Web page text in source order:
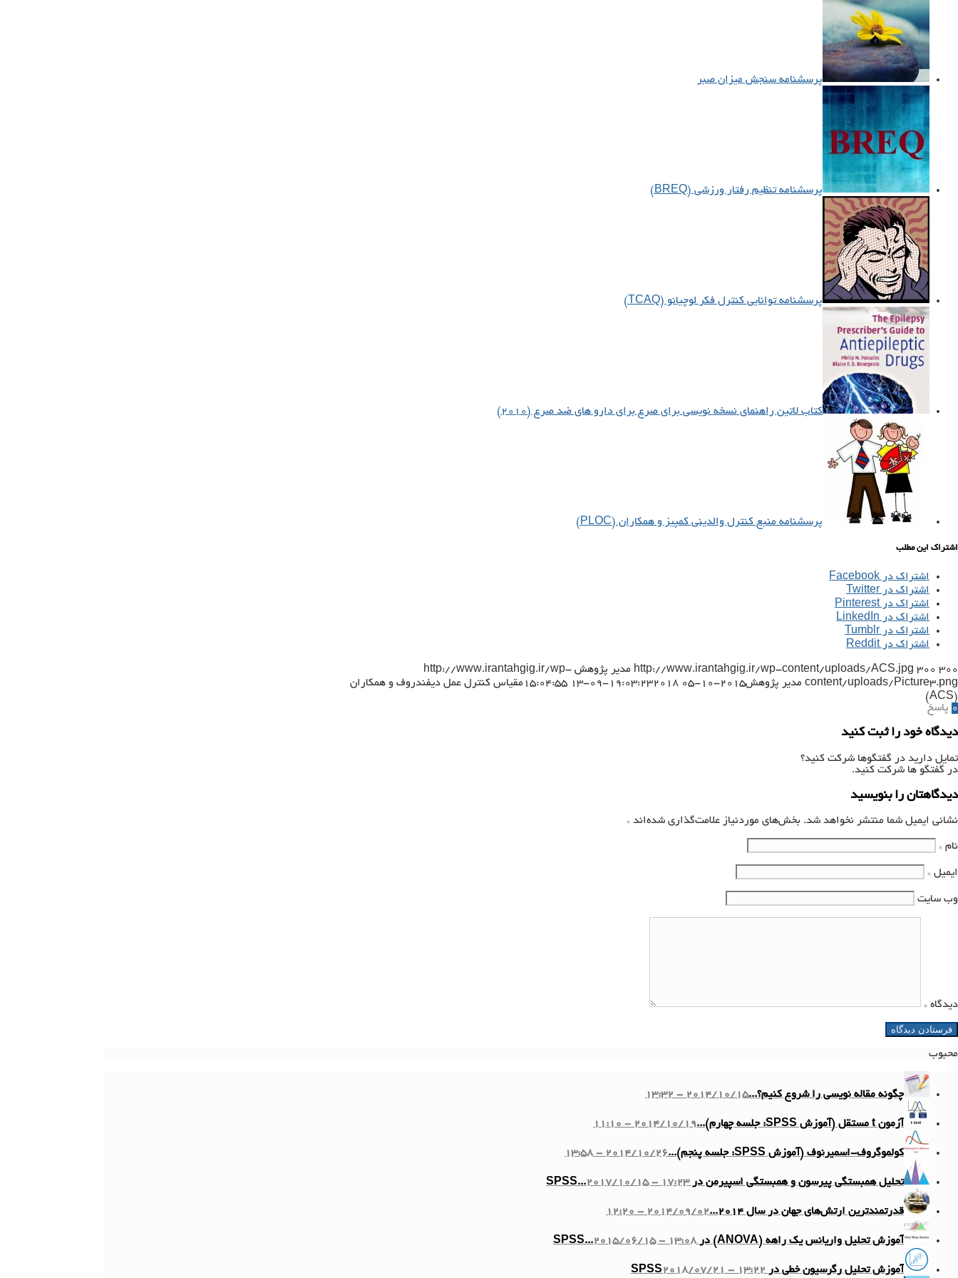
پرسشنامه سنجش میزان صبر
پرسشنامه تنظیم رفتار ورزشی (BREQ)
پرسشنامه توانایی کنترل فکر لوچیانو (TCAQ)
کتاب لاتین راهنمای نسخه نویسی برای صرع برای دارو های ضد صرع (۲۰۱۰)
پرسشنامه منبع کنترل والدینی کمپیز و همکاران (PLOC)
اشتراک این مطلب
اشتراک در Facebook
اشتراک در Twitter
اشتراک در Pinterest
اشتراک در LinkedIn
اشتراک در Tumblr
اشتراک در Reddit
http://www.irantahgig.ir/wp-content/uploads/ACS.jpg 300 300 مدیر پژوهش http://www.irantahgig.ir/wp-
content/uploads/Picture3.png مدیر پژوهش2015-10-05 19:03:23
2018-09-13 15:04:55
مقیاس کنترل عمل دیفندروف و همکاران
(ACS)
0 پاسخ
دیدگاه خود را ثبت کنید
تمایل دارید در گفتگوها شرکت کنید؟
در گفتگو ها شرکت کنید.
دیدگاهتان را بنویسید
نشانی ایمیل شما منتشر نخواهد شد. بخش‌های موردنیاز علامت‌گذاری شده‌اند *
نام *
ایمیل *
وب‌ سایت
دیدگاه *
محبوب
چگونه مقاله نویسی را شروع کنیم؟...2014/10/15 - 13:32
آزمون t مستقل (آموزش SPSS: جلسه چهارم)... 2014/10/19 - 11:10
کولموگروف-اسمیرنوف (آموزش SPSS: جلسه پنجم)... 2014/10/26 - 13:58
تحلیل همبستگی پیرسون و همبستگی اسپیرمن در SPSS...2017/10/15 - 17:23
قدرتمندترین ارتش‌های جهان در سال ۲۰۱۴... 2014/09/02 - 12:20
آموزش تحلیل واریانس یک راهه (ANOVA) در SPSS... 2015/06/15 - 13:08
آموزش تحلیل رگرسیون خطی در SPSS2018/07/21 - 13:22